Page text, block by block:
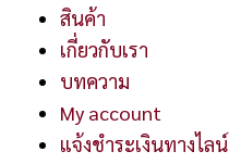
สินค้า
เกี่ยวกับเรา
บทความ
My account
แจ้งชำระเงินทางไลน์